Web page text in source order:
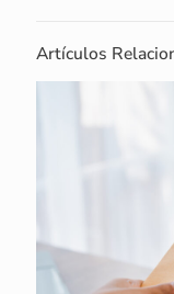
Artículos